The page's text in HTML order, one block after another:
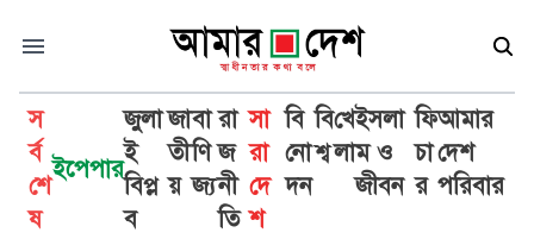
স
র্ব
শে
ষ
ইপেপার
জুলা
ই
বিপ্ল
ব
জা
তী
য়
বা
ণি
জ্য
রা
জ
নী
তি
সা
রা
দে
শ
বি
নো
দন
বি
শ্ব
খে
লা
ইসলা
ম ও
জীবন
ফি
চা
র
আমার
দেশ
পরিবার